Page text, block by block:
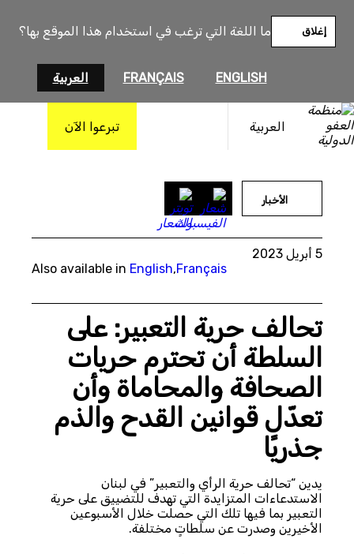
ما اللغة التي ترغب في استخدام هذا الموقع بها؟
ENGLISH
FRANÇAIS العربية
إغلاق
العربية تبرعوا الآن
المحتوى
الأخبار
5 أبريل 2023
Also available in English,Français
تحالف حرية التعبير: على
السلطة أن تحترم حريات
الصحافة والمحاماة وأن
تعدّل قوانين القدح والذم
جذريًا
يدين “تحالف حرية الرأي والتعبير” في لبنان
الاستدعاءات المتزايدة التي تهدف للتضييق على حرية
التعبير بما فيها تلك التي حصلت خلال الأسبوعين
الأخيرين وصدرت عن سلطاتٍ مختلفة.